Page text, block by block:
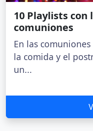
10 Playlists
comuniones
En las
la comida y el
un...